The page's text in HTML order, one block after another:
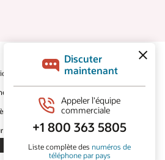
d’utilisation et vie privée
au travail forcé
S’abonner aux courriels
le respect de l'intégrité
Nous contacter